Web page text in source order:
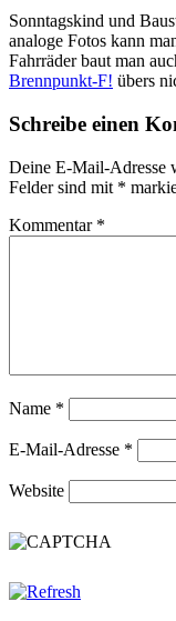
Sonntagskind und
analoge Fotos kann
Fahrräder baut man
Brennpunkt-F! übers
Schreibe einen
Deine E-Mail-Adresse
Felder sind mit *
Kommentar *
Name *
E-Mail-Adresse *
Website